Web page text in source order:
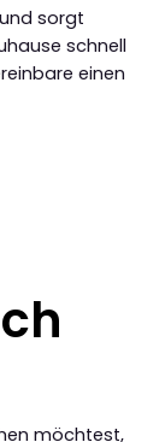
sorgt
schnell
einen
möchtest,